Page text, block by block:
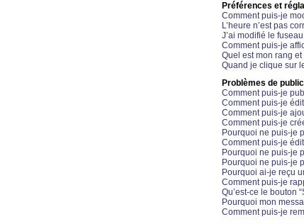
Préférences et
Comment puis-je
L’heure n’est pas
J’ai modifié le
Comment puis-je
Quel est mon rang
Quand je clique sur
Problèmes de
Comment puis-je
Comment puis-je
Comment puis-je
Comment puis-je
Pourquoi ne puis-je
Comment puis-je
Pourquoi ne puis-je
Pourquoi ne puis-je
Pourquoi ai-je reçu
Comment puis-je
Qu’est-ce le bouton
Pourquoi mon
Comment puis-je